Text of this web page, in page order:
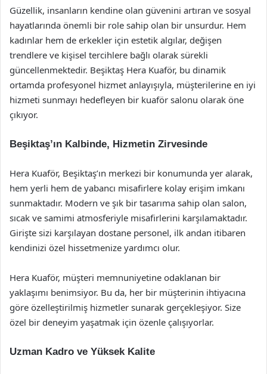
Güzellik, insanların kendine olan güvenini artıran ve sosyal
hayatlarında önemli bir role sahip olan bir unsurdur. Hem
kadınlar hem de erkekler için estetik algılar, değişen
trendlere ve kişisel tercihlere bağlı olarak sürekli
güncellenmektedir. Beşiktaş Hera Kuaför, bu dinamik
ortamda profesyonel hizmet anlayışıyla, müşterilerine en iyi
hizmeti sunmayı hedefleyen bir kuaför salonu olarak öne
çıkıyor.
Beşiktaş’ın Kalbinde, Hizmetin Zirvesinde
Hera Kuaför, Beşiktaş’ın merkezi bir konumunda yer alarak,
hem yerli hem de yabancı misafirlere kolay erişim imkanı
sunmaktadır. Modern ve şık bir tasarıma sahip olan salon,
sıcak ve samimi atmosferiyle misafirlerini karşılamaktadır.
Girişte sizi karşılayan dostane personel, ilk andan itibaren
kendinizi özel hissetmenize yardımcı olur.
Hera Kuaför, müşteri memnuniyetine odaklanan bir
yaklaşımı benimsiyor. Bu da, her bir müşterinin ihtiyacına
göre özelleştirilmiş hizmetler sunarak gerçekleşiyor. Size
özel bir deneyim yaşatmak için özenle çalışıyorlar.
Uzman Kadro ve Yüksek Kalite